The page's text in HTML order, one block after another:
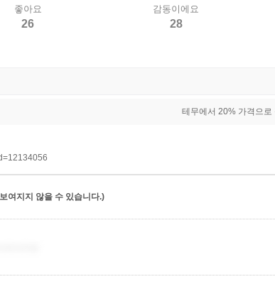
좋아요
26
감동이에요
28
테무에서 20% 가격으로
여지지 않을 수 있습니다.)